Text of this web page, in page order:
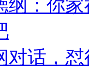
对话，